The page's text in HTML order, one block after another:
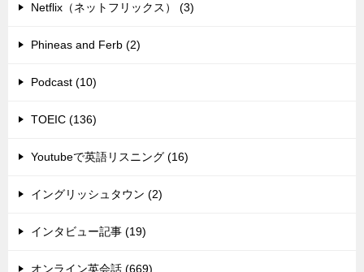
Netflix（ネットフリックス） (3)
Phineas and Ferb (2)
Podcast (10)
TOEIC (136)
Youtubeで英語リスニング (16)
イングリッシュタウン (2)
インタビュー記事 (19)
オンライン英会話 (669)